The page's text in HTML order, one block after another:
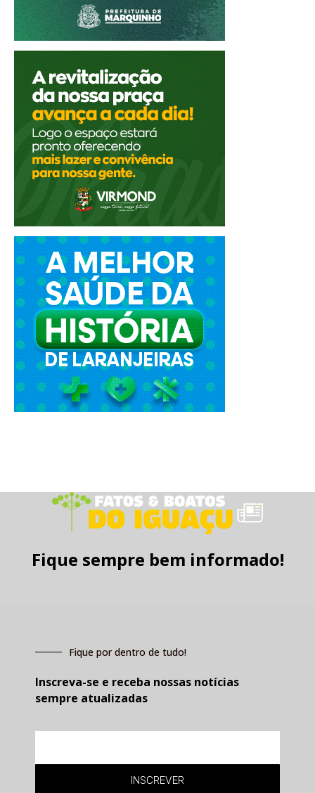
Fique sempre bem informado!
Fique por dentro de tudo!
Inscreva-se e receba nossas notícias
sempre atualizadas
INSCREVER